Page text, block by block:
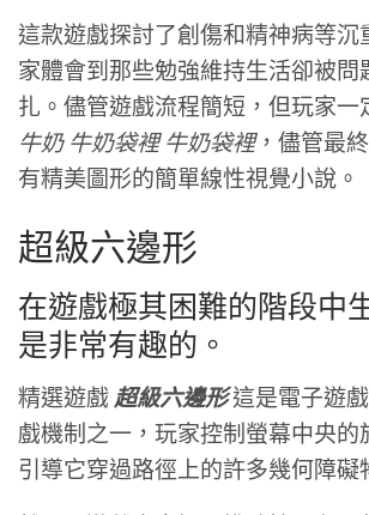
這款遊戲探討了創傷和精神病等沉
家體會到那些勉強維持生活卻被問
扎。儘管遊戲流程簡短，但玩家一
牛奶 牛奶袋裡 牛奶袋裡，儘管最
有精美圖形的簡單線性視覺小說。
超級六邊形
在遊戲極其困難的階段中
是非常有趣的。
精選遊戲 超級六邊形這是電子遊
戲機制之一，玩家控制螢幕中央的
引導它穿過路徑上的許多幾何障礙